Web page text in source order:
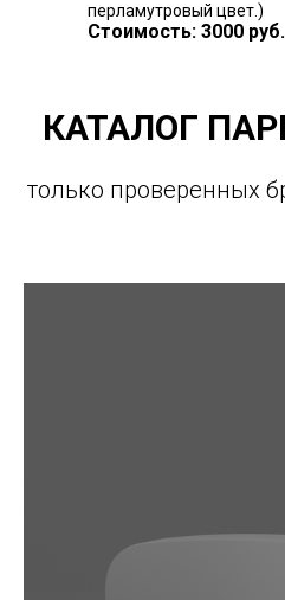
перламутровый цвет.)
Стоимость: 3000 руб.
КАТАЛОГ
только проверенных